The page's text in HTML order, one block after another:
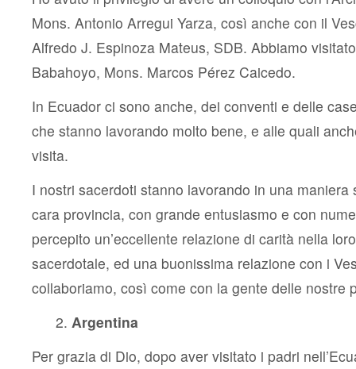
Mons. Antonio Arregui Yarza, così anche con il
Alfredo J. Espinoza Mateus, SDB. Abbiamo
Babahoyo, Mons. Marcos Pérez Caicedo.
In Ecuador ci sono anche, dei conventi e delle
che stanno lavorando molto bene, e alle quali
visita.
I nostri sacerdoti stanno lavorando in una maniera
cara provincia, con grande entusiasmo e con
percepito un’eccellente relazione di carità nella
sacerdotale, ed una buonissima relazione con i
collaboriamo, così come con la gente delle nostre
Argentina
Per grazia di Dio, dopo aver visitato i padri